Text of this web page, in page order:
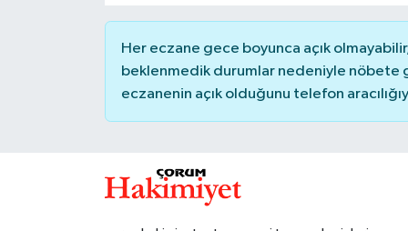
Her eczane gece boyunca açık
beklenmedik durumlar nedeniyle nöbete
eczanenin açık olduğunu telefon